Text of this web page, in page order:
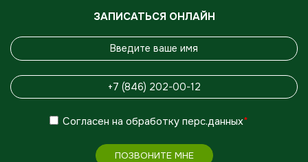
ЗАПИСАТЬСЯ ОНЛАЙН
Согласен на обработку перс.данных*
ПОЗВОНИТЕ МНЕ